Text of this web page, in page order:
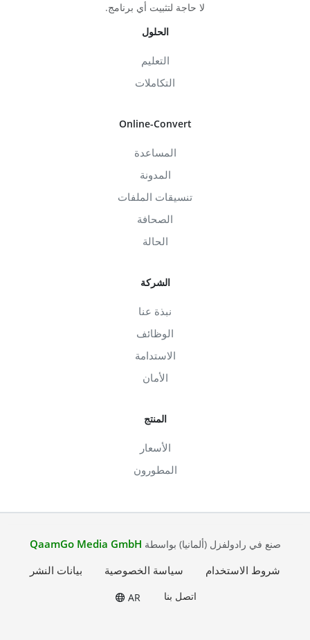
لا حاجة لتثبيت أي برنامج.
الحلول
التعليم
التكاملات
Online-Convert
المساعدة
المدونة
تنسيقات الملفات
الصحافة
الحالة
الشركة
نبذة عنا
الوظائف
الاستدامة
الأمان
المنتج
الأسعار
المطورون
صنع في رادولفزل (ألمانيا) بواسطة QaamGo Media GmbH
شروط الاستخدام
سياسة الخصوصية بيانات النشر
اتصل بنا AR